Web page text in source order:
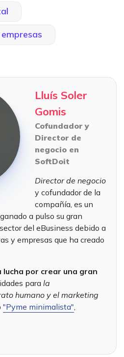
Lluís Soler
Gomis
Cofundador y
Director de
negocio en
SoftDoit
Director de negocio
y cofundador de la
compañía, es un
a pulso su gran
del eBusiness debido a
y empresas que ha creado
por crear una gran
para la
humano y el marketing
"Pyme minimalista",